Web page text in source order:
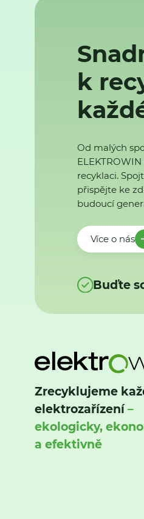
k
Od malých
recyklaci.
přispějte ke
budoucí
Více o nás
Buďte
Zrecyklujeme
elektrozařízení–
ekologicky,
a efektivně